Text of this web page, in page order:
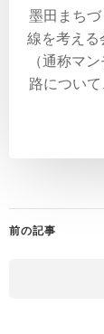
墨田まち
線を考え
（通称マ
路につい
Posts
前の記事